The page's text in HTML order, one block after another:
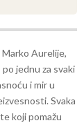
Aurelije,
jednu za svaki
i mir u
Svaka
koji pomažu